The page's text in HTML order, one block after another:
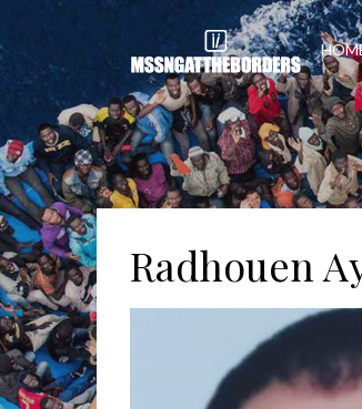
Radhouen